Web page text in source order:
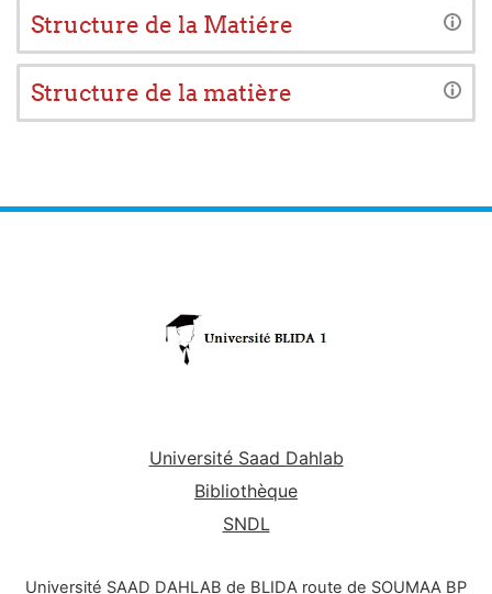
Structure de la Matiére
Structure de la matière
Université Saad Dahlab
Bibliothèque
SNDL
Université SAAD DAHLAB de BLIDA route de SOUMAA BP